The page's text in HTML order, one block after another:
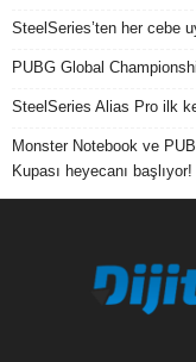
SteelSeries’ten her cebe
PUBG Global
SteelSeries Alias Pro ilk
Monster Notebook ve
Kupası heyecanı başlıyor!